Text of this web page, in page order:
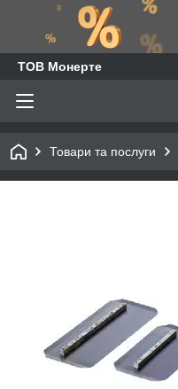
ТОВ Монерте
Товари та послуги